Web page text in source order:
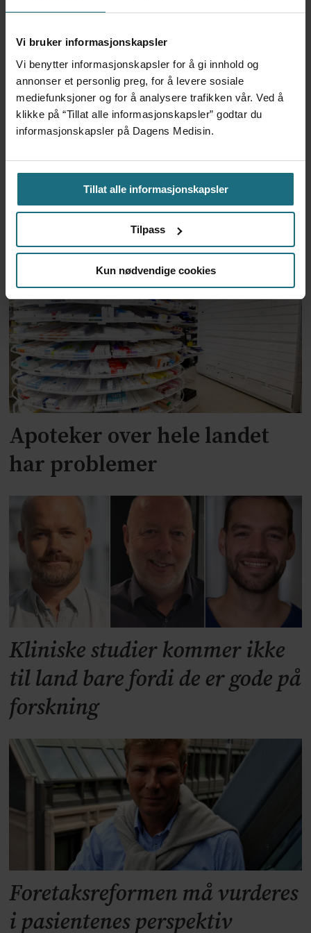
Vi bruker informasjonskapsler
Vi benytter informasjonskapsler for å gi innhold og
annonser et personlig preg, for å levere sosiale
mediefunksjoner og for å analysere trafikken vår. Ved å
klikke på “Tillat alle informasjonskapsler” godtar du
informasjonskapsler på Dagens Medisin.
Tillat alle informasjonskapsler
Tilpass
Kun nødvendige cookies
måneder – i en 16-fots
3 dager siden
– Etter en stund kom det
frem at han døgnet før
hadde drukket 25 vodka
Red Bull
4 dager siden
Feilmedisinert i 18 år – får
millionerstatning
2 dager siden
Apoteker over hele landet
har problemer
Kliniske studier kommer ikke
til land bare fordi de er gode på
forskning
Foretaksreformen må vurderes
i pasientenes perspektiv